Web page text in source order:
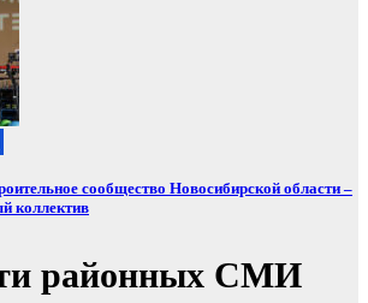
сообщество Новосибирской области –
коллектив